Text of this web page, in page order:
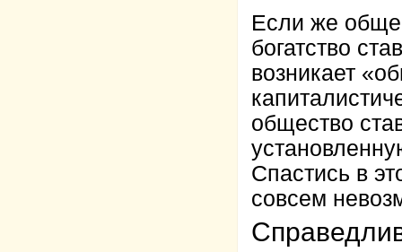
Если же
богатство
возникает
общество
Спастись в
совсем